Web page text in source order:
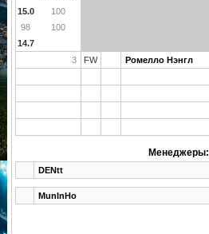
15.0
100
98
100
14.7
3
FW Ромелло Нэнгл
Менеджеры:
DENtt
MunInHo